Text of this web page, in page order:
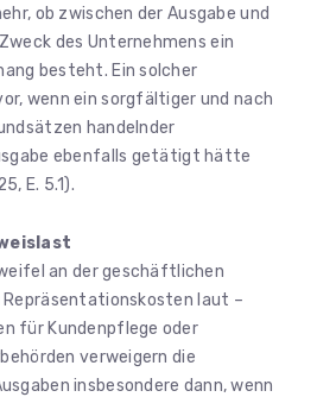
ob zwischen der Ausgabe und
des Unternehmens ein
besteht. Ein solcher
wenn ein sorgfältiger und nach
handelnder
ebenfalls getätigt hätte
E. 5.1).
an der geschäftlichen
Repräsentationskosten laut –
für Kundenpflege oder
verweigern die
insbesondere dann, wenn